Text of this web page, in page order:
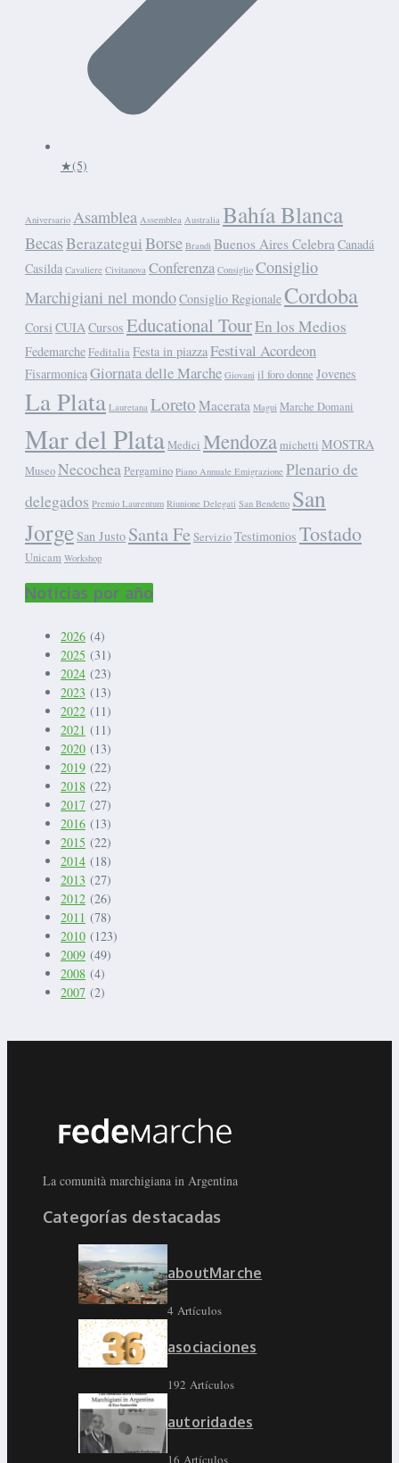
★(5)
Aniversario Asamblea Assemblea Australia Bahía Blanca
BecasBerazateguiBorse Brandi Buenos Aires Celebra Canadá
Casilda Cavaliere Civitanova Conferenza Consiglio Consiglio
Marchigiani nel mondoConsiglio RegionaleCordoba
Corsi CUIA Cursos Educational TourEn los Medios
FedemarcheFeditaliaFesta in piazzaFestival Acordeon
FisarmonicaGiornata delle Marche Giovani il foro donne Jovenes
La Plata Lauretana Loreto Macerata Magui Marche Domani
Mar del PlataMedici Mendozamichetti MOSTRA
MuseoNecocheaPergamino Piano Annuale Emigrazione Plenario de
delegados Premio Laurentum Riunione Delegati San Bendetto San
JorgeSan Justo Santa FeServizioTestimonios Tostado
Unicam Workshop
Noticias por año
2026 (4)
2025 (31)
2024 (23)
2023 (13)
2022 (11)
2021 (11)
2020 (13)
2019 (22)
2018 (22)
2017 (27)
2016 (13)
2015 (22)
2014 (18)
2013 (27)
2012 (26)
2011 (78)
2010 (123)
2009 (49)
2008 (4)
2007 (2)
La comunità marchigiana in Argentina
Categorías destacadas
aboutMarche
4 Artículos
asociaciones
192 Artículos
autoridades
16 Artículos